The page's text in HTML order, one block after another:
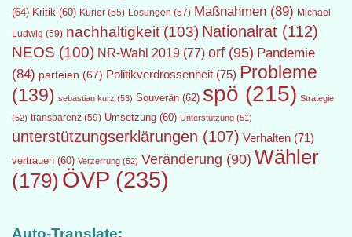
(64) Kritik (60) Kurier (55) Lösungen (57) Maßnahmen (89) Michael
Ludwig (59) nachhaltigkeit (103) Nationalrat (112)
NEOS (100) NR-Wahl 2019 (77) orf (95) Pandemie
(84) parteien (67) Politikverdrossenheit (75) Probleme
(139) sebastian kurz (53) Souverän (62) spö (215) Strategie
(52) transparenz (59) Umsetzung (60) Unterstützung (51)
unterstützungserklärungen (107) Verhalten (71)
vertrauen (60) Verzerrung (52) Veränderung (90) Wähler
(179) ÖVP (235)
Auto-Translate: